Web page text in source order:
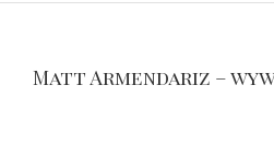
Matt Armendariz –